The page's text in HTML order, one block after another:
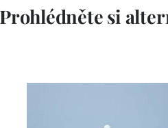
zařízením na výrobu
Závod je schopen
si